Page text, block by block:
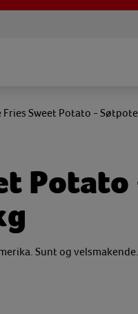
Fries Sweet Potato -
Potato
Sunt og